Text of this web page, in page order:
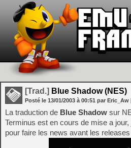
[Trad.] Blue Shadow (NES)
Posté le 13/01/2003 à 00:51 par Eric_Aw
La traduction de Blue Shadow sur
Terminus est en cours de mise a jour,
pour faire les news avant les